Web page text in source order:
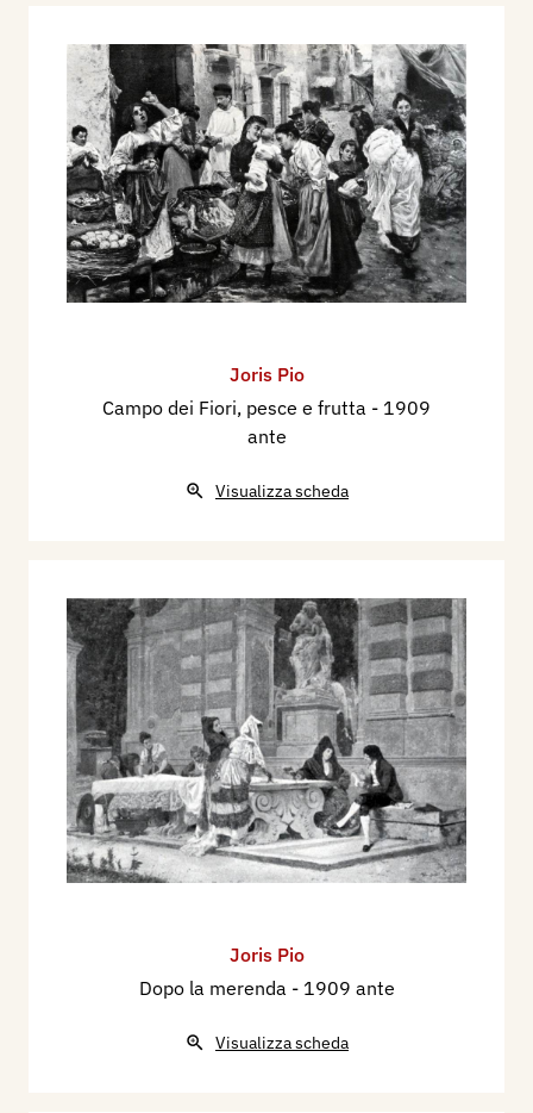
Joris Pio
Campo dei Fiori, pesce e frutta - 1909
ante
Visualizza scheda
Joris Pio
Dopo la merenda - 1909 ante
Visualizza scheda